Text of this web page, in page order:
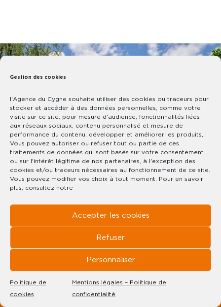
Gestion des cookies
l'Agence du Cygne souhaite utiliser des cookies ou traceurs pour
stocker et accéder à des données personnelles, comme votre
visite sur ce site, pour mesure d'audience, fonctionnalités liées
aux réseaux sociaux, contenu personnalisé et mesure de
performance du contenu, développer et améliorer les produits,
Vous pouvez autoriser ou refuser tout ou partie de ces
traitements de données qui sont basés sur votre consentement
ou sur l'intérêt légitime de nos partenaires, à l'exception des
cookies et/ou traceurs nécessaires au fonctionnement de ce site.
Vous pouvez modifier vos choix à tout moment. Pour en savoir
plus, consultez notre
Accepter les cookies
Refuser
Personnaliser
Politique de
cookies
Mentions légales – Politique de
confidentialité
CE BIEN VOUS INTÉRESSE ?
GERARDMER CENTRE-VILLE &
PROCHE LAC
299 000€
TERRAIN :